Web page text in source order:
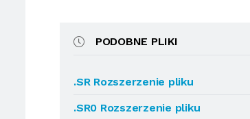
PODOBNE PLIKI
.SR Rozszerzenie pliku
.SR0 Rozszerzenie pliku